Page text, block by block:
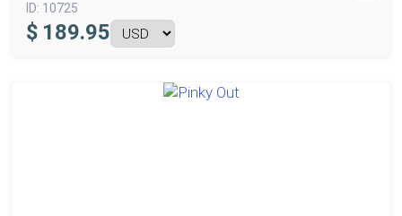
ID: 10725
$ 189.95